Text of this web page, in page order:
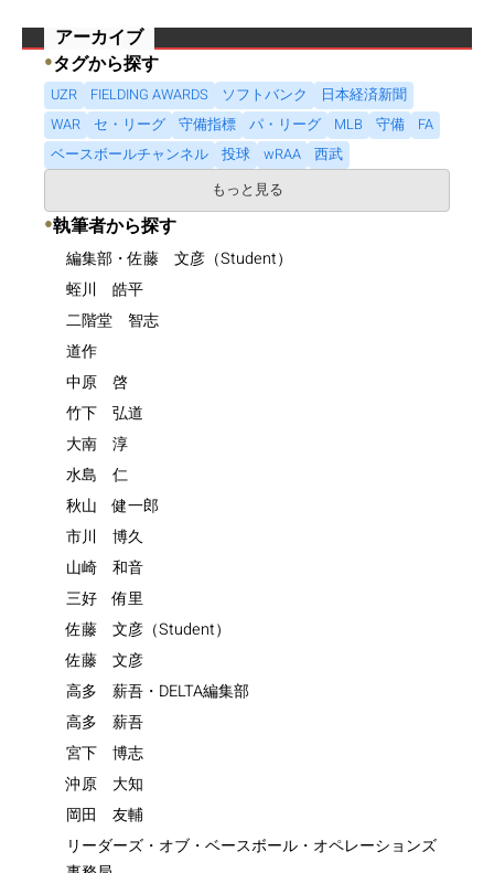
アーカイブ
●タグから探す
UZR FIELDING AWARDS ソフトバンク
日本経済新聞
WAR
セ・リーグ 守備指標 パ・リーグ MLB 守備
FA
ベースボールチャンネル
投球 wRAA
西武
もっと見る
●執筆者から探す
編集部・佐藤 文彦（Student）
蛭川 皓平
二階堂 智志
道作
中原 啓
竹下 弘道
大南 淳
水島 仁
秋山 健一郎
市川 博久
山崎 和音
三好 侑里
佐藤 文彦（Student）
佐藤 文彦
高多 薪吾・DELTA編集部
高多 薪吾
宮下 博志
沖原 大知
岡田 友輔
リーダーズ・オブ・ベースボール・オペレーションズ